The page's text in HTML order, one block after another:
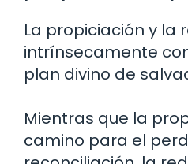
La propiciación y la
intrínsecamente
plan divino de
Mientras que la
camino para el